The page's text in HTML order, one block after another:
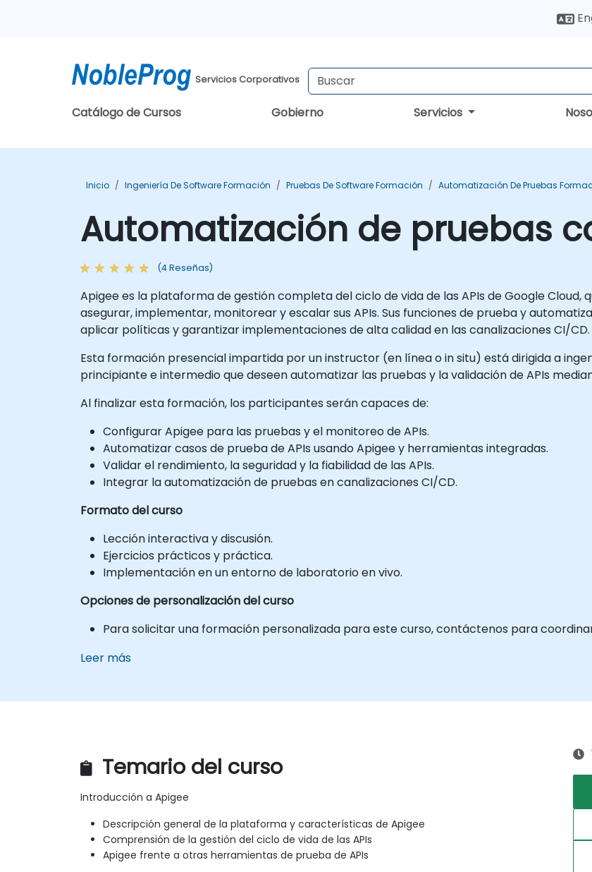
Servicios Corporativos
Catálogo de Cursos Gobierno Servicios
Inicio Ingeniería De Software Formación Pruebas De Software Formación Automatización De Pruebas
Automatización de pruebas
(4 Reseñas)
Apigee es la plataforma de gestión completa del ciclo de vida de las APIs de Google Cloud,
asegurar, implementar, monitorear y escalar sus APIs. Sus funciones de prueba y
aplicar políticas y garantizar implementaciones de alta calidad en las canalizaciones CI/CD.
Esta formación presencial impartida por un instructor (en línea o in situ) está dirigida a
principiante e intermedio que deseen automatizar las pruebas y la validación de APIs
Al finalizar esta formación, los participantes serán capaces de:
Configurar Apigee para las pruebas y el monitoreo de APIs.
Automatizar casos de prueba de APIs usando Apigee y herramientas integradas.
Validar el rendimiento, la seguridad y la fiabilidad de las APIs.
Integrar la automatización de pruebas en canalizaciones CI/CD.
Formato del curso
Lección interactiva y discusión.
Ejercicios prácticos y práctica.
Implementación en un entorno de laboratorio en vivo.
Opciones de personalización del curso
Para solicitar una formación personalizada para este curso, contáctenos para
Leer más
Temario del curso
Introducción a Apigee
Descripción general de la plataforma y características de Apigee
Comprensión de la gestión del ciclo de vida de las APIs
Apigee frente a otras herramientas de prueba de APIs